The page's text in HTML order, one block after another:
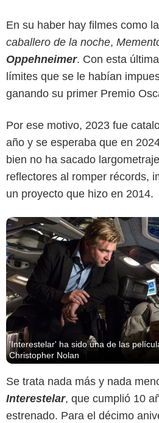
En su haber hay filmes como
caballero de la noche,
Oppehneimer. Con esta
límites que se le habían
ganando su primer Premio
Por ese motivo, 2023 fue
año y se esperaba que en
bien no ha sacado
reflectores al romper récords,
un proyecto que hizo en 2014.
Warner Bros.
'Interestelar' ha sido una de las
Christopher Nolan
Se trata nada más y nada
Interestelar, que cumplió 10
estrenado. Para el décimo